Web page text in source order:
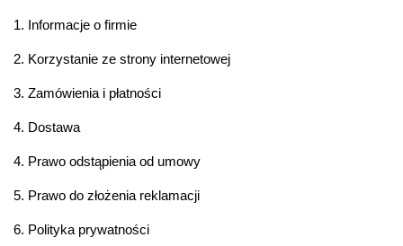
1. Informacje o firmie
2. Korzystanie ze strony internetowej
3. Zamówienia i płatności
4. Dostawa
4. Prawo odstąpienia od umowy
5. Prawo do złożenia reklamacji
6. Polityka prywatności